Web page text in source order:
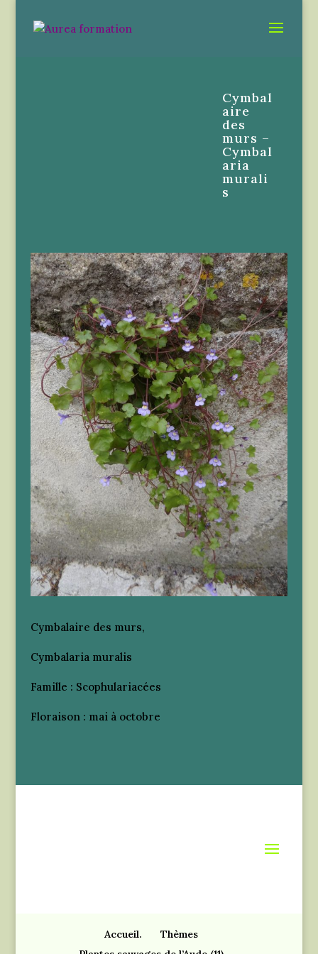
Cymbal
aire
des
murs –
Cymbal
aria
murali
s
Cymbalaire des murs,
Cymbalaria muralis
Famille : Scophulariacées
Floraison : mai à octobre
Accueil.
Thèmes